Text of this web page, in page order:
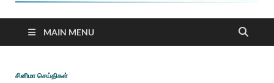
MAIN MENU
சினிமா செய்திகள்